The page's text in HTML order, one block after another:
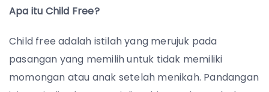
Apa itu Child Free?
Child free adalah istilah yang merujuk pada
pasangan yang memilih untuk tidak memiliki
momongan atau anak setelah menikah. Pandangan